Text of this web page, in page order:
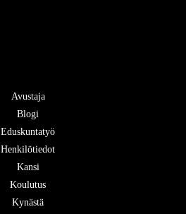
Avustaja
Blogi
Eduskuntatyö
Henkilötiedot
Kansi
Koulutus
Kynästä